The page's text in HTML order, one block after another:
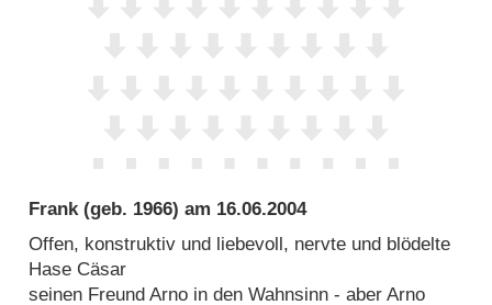
Frank(geb. 1966) am 16.06.2004
Offen, konstruktiv und liebevoll, nervte und blödelte
Hase Cäsar
seinen Freund Arno in den Wahnsinn - aber Arno